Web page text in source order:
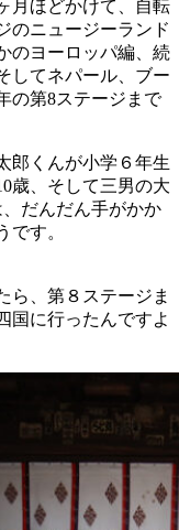
月ほどかけて、自転
のニュージーランド
のヨーロッパ編、続
してネパール、ブー
の第8ステージまで
郎くんが小学６年生
歳、そして三男の大
だんだん手がかか
です。
、第８ステージま
国に行ったんですよ